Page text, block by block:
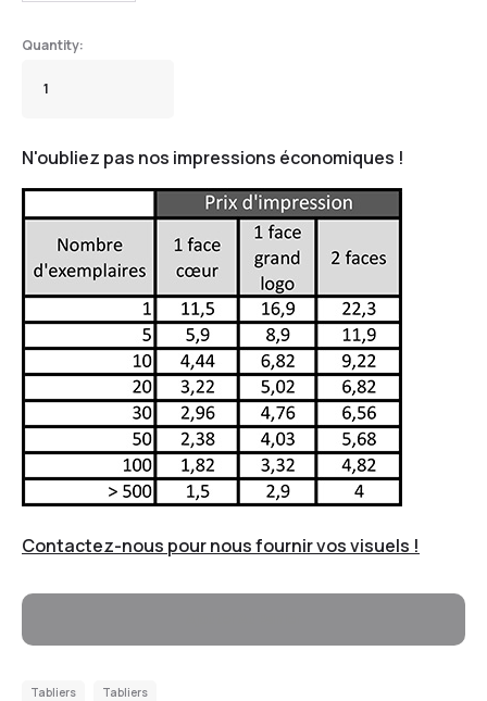
N'oubliez pas nos impressions économiques !
Contactez-nous pour nous fournir vos visuels !
Tabliers Tabliers